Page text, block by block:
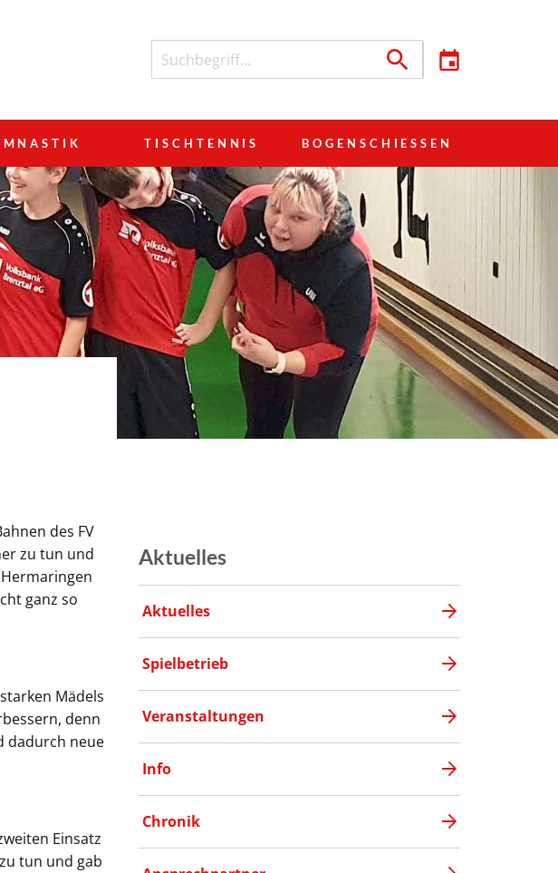
TISCHTENNIS BOGENSCHIESSEN
des FV
zu tun und
ganz so
Mädels
denn
dadurch neue
Einsatz
tun und gab
Aktuelles
Aktuelles
Spielbetrieb
Veranstaltungen
Info
Chronik